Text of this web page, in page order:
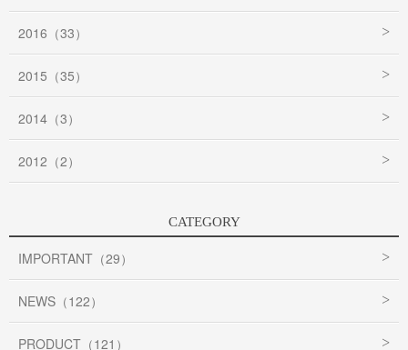
2016（33）
2015（35）
2014（3）
2012（2）
CATEGORY
IMPORTANT（29）
NEWS（122）
PRODUCT（121）